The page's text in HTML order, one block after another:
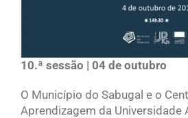
10.ª sessão | 04 de outubro
O Município do Sabugal e o
Aprendizagem da Universidade